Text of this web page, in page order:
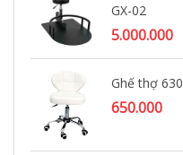
GX-02
5.000.000
Ghế thợ 630
650.000